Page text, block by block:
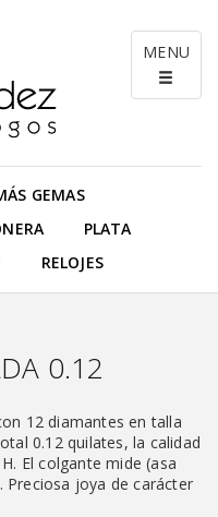
MENU
GEMAS
PLATA
RELOJES
0.12
12 diamantes en talla
0.12 quilates, la calidad
El colgante mide (asa
Preciosa joya de carácter